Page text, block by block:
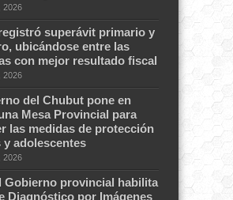
2026
superávit primario y
ubicándose entre las
con mejor resultado fiscal
2026
del Chubut pone en
Mesa Provincial para
las medidas de protección
y adolescentes
2026
Gobierno provincial habilita
Diagnóstico por Imágenes